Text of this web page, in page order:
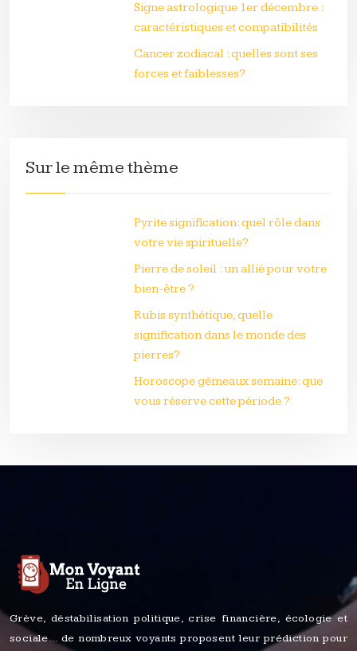
Signe astrologique 1er décembre :
caractéristiques et compatibilités
Cancer zodiacal : quelles sont ses
forces et faiblesses?
Sur le même thème
Pyrite signification: quel rôle dans
votre vie spirituelle?
Pierre de soleil : un allié pour votre
bien-être ?
Rubis synthétique, quelle
signification dans le monde des
pierres?
Horoscope gémeaux semaine: que
vous réserve cette période ?
Grève, déstabilisation politique, crise financière, écologie et
sociale… de nombreux voyants proposent leur prédiction pour